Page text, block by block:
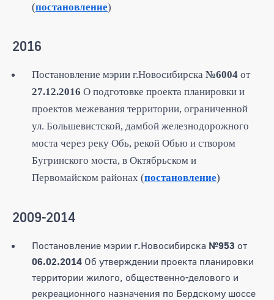
(постановление)
2016
Постановление мэрии г.Новосибирска №6004 от
27.12.2016 О подготовке проекта планировки и
проектов межевания территории, ограниченной
ул. Большевистской, дамбой железнодорожного
моста через реку Обь, рекой Обью и створом
Бугринского моста, в Октябрьском и
Первомайском районах (постановление)
2009-2014
Постановление мэрии г.Новосибирска №953 от
06.02.2014 Об утверждении проекта планировки
территории жилого, общественно-делового и
рекреационного назначения по Бердскому шоссе